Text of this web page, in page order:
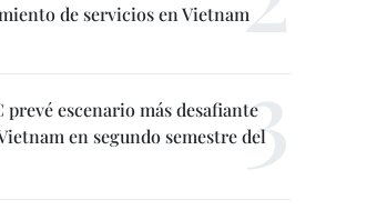
de servicios en Vietnam
prevé escenario más desafiante
en segundo semestre del